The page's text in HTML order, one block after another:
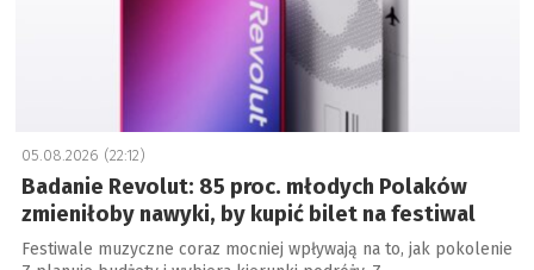
05.08.2026 (22:12)
Badanie Revolut: 85 proc. młodych Polaków
zmieniłoby nawyki, by kupić bilet na festiwal
Festiwale muzyczne coraz mocniej wpływają na to, jak pokolenie